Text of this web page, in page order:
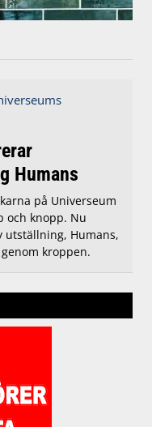
Humans
på Universeum
och knopp. Nu
utställning, Humans,
kroppen.